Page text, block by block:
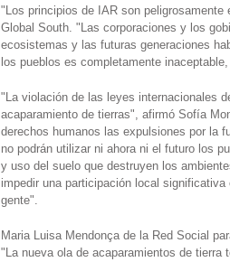
"Los principios de IAR son
Global South. "Las corporaciones y los
ecosistemas y las futuras generaciones
los pueblos es completamente
"La violación de las leyes internacionales
acaparamiento de tierras", afirmó Sofía
derechos humanos las expulsiones por la
no podrán utilizar ni ahora ni el futuro los
y uso del suelo que destruyen los
impedir una participación local
gente".
Maria Luisa Mendonça de la Red Social
"La nueva ola de acaparamientos de tierra